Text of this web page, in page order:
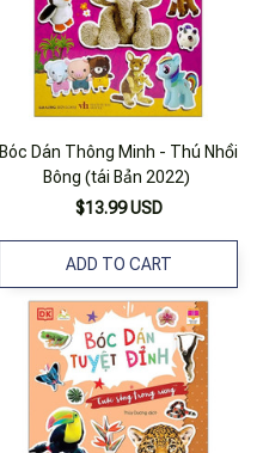
Bóc Dán Thông Minh - Thú Nhồi
Bông (tái Bản 2022)
$13.99 USD
ADD TO CART